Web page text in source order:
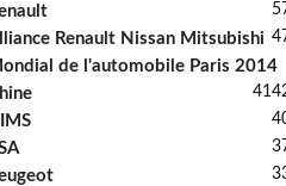
Renault Nissan Mitsubishi
de l'automobile Paris 2014
41